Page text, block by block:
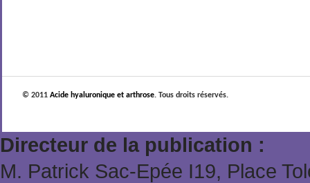
© 2011Acide hyaluronique et arthrose. Tous droits réservés.
Directeur de la publication :
M. Patrick Sac-Epée Ι19, Place